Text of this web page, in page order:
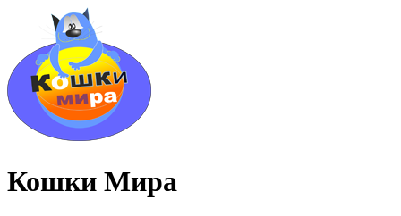
Кошки Мира